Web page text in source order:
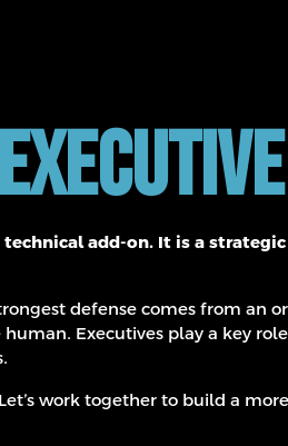
technical add-on. It is a
defense comes from an
Executives play a key
work together to build a